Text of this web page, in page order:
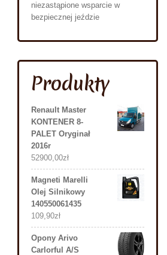
niezastąpione wsparcie w
bezpiecznej jeździe
Produkty
Renault Master
KONTENER 8-
PALET Oryginał
2016r
52900,00zł
Magneti Marelli
Olej Silnikowy
140550061435
109,90zł
Opony Arivo
Carlorful A/S